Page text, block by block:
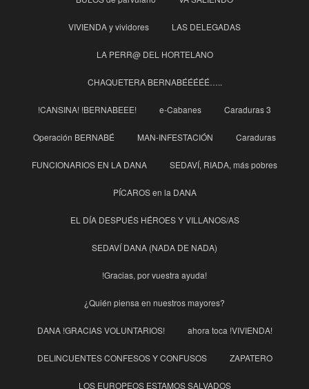
VIVIENDA y vividores LAS DELEGADAS
LA PERR@ DEL HORTELANO
CHAQUETERA BERNABÉÉÉÉÉ…..
!CANSINA! !BERNABEEE! e-Cabanes Caraduras 3
Operación BERNABÉ MAN-INFESTACIÓN Caraduras
FUNCIONARIOS EN LA DANA SEDAVÍ, RIADA, más pobres
PÍCAROS en la DANA
EL DÍA DESPUÉS HÉROES Y VILLANOS/AS
SEDAVÍ DANA (NADA DE NADA)
!Gracias, por vuestra ayuda!
¿Quién piensa en nuestros mayores?
DANA !GRACIAS VOLUNTARIOS! ahora toca !VIVIENDA!
DELINCUENTES CONFESOS Y CONFUSOS ZAPATERO
LOS EUROPEOS ESTAMOS SALVADOS